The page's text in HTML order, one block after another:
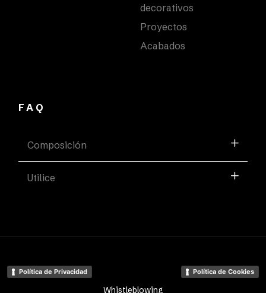
decorativos
Proyectos
Acabados
FAQ
Composición
Utilice
Política de Privacidad Política de Cookies
Whistleblowing